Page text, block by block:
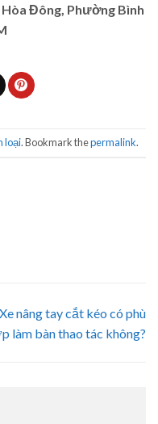
Đông, Phường Bình
loại. Bookmark thepermalink.
Xe nâng tay cắt kéo có phù
làm bàn thao tác không?